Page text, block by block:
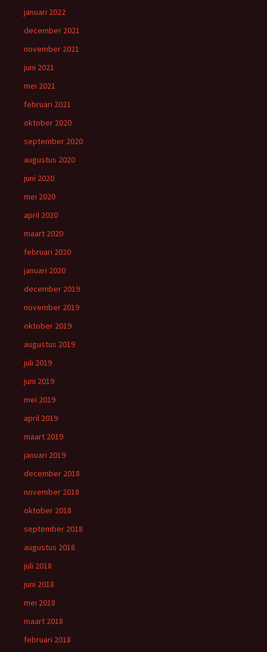
januari 2022
december 2021
november 2021
juni 2021
mei 2021
februari 2021
oktober 2020
september 2020
augustus 2020
juni 2020
mei 2020
april 2020
maart 2020
februari 2020
januari 2020
december 2019
november 2019
oktober 2019
augustus 2019
juli 2019
juni 2019
mei 2019
april 2019
maart 2019
januari 2019
december 2018
november 2018
oktober 2018
september 2018
augustus 2018
juli 2018
juni 2018
mei 2018
maart 2018
februari 2018